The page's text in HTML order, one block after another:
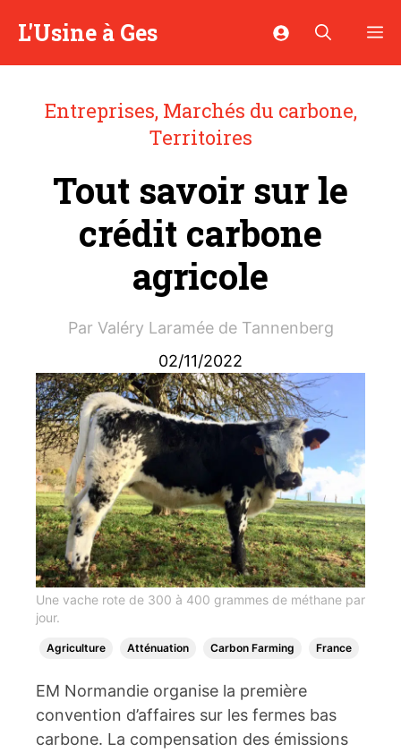
L'Usine à Ges
Entreprises, Marchés du carbone,
Territoires
Tout savoir sur le
crédit carbone
agricole
Par Valéry Laramée de Tannenberg
02/11/2022
Une vache rote de 300 à 400 grammes de méthane par
jour.
Agriculture Atténuation Carbon Farming France
EM Normandie organise la première
convention d’affaires sur les fermes bas
carbone. La compensation des émissions